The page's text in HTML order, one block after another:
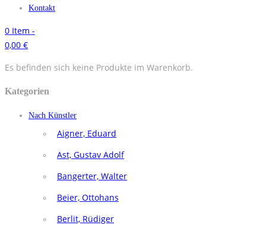
Kontakt
0 Item -
0,00 €
Es befinden sich keine Produkte im Warenkorb.
Kategorien
Nach Künstler
Aigner, Eduard
Ast, Gustav Adolf
Bangerter, Walter
Beier, Ottohans
Berlit, Rüdiger